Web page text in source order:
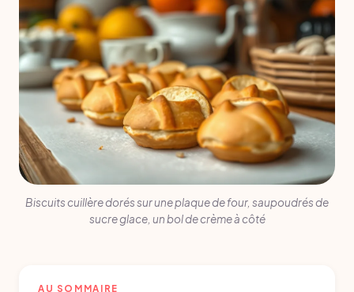
Biscuits cuillère dorés sur une plaque de four, saupoudrés de
sucre glace, un bol de crème à côté
AU SOMMAIRE